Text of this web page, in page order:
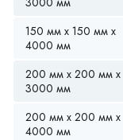
150 мм x 150 мм x
4000 мм
200 мм x 200 мм x
3000 мм
200 мм x 200 мм x
4000 мм